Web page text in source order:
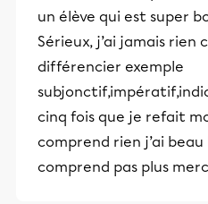
un élève qui est super
Sérieux, j’ai jamais rien
différencier exemple
cinq fois que je refait
comprend rien j’ai
comprend pas plus